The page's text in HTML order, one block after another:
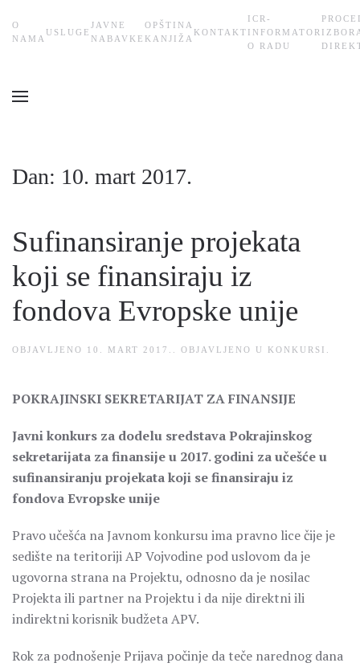
Skip
О
NAMA
USLUGE
JAVNE
NABAVKE
OPŠTINA
KANJIŽA
KONTAKT
ICR-
INFORMATOR
O RADU
Dan: 10. mart 2017.
Sufinansiranje projekata
koji se finansiraju iz
fondova Evropske unije
OBJAVLJENO 10. MART 2017. . OBJAVLJENO U KONKURSI
POKRAJINSKI SEKRETARIJAT ZA FINANSIJE
Javni konkurs za dodelu sredstava Pokrajinskog
sekretarijata za finansije u 2017. godini za učešće u
sufinansiranju projekata koji se finansiraju iz
fondova Evropske unije
Pravo učešća na Javnom konkursu ima pravno lice čije je
sedište na teritoriji AP Vojvodine pod uslovom da je
ugovorna strana na Projektu, odnosno da je nosilac
Projekta ili partner na Projektu i da nije direktni ili
indirektni korisnik budžeta APV.
Rok za podnošenje Prijava počinje da teče narednog dana